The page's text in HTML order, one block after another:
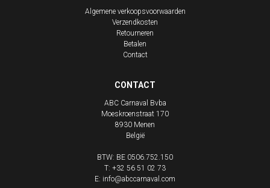
Algemene verkoopsvoorwaarden
Verzendkosten
Retourneren
Betalen
Contact
CONTACT
ABC Carnaval Bvba
Moeskroenstraat 170
8930 Menen
België
BTW: BE 0506.752.150
T: +32 56 51 02 73
E: info@abccarnaval.com